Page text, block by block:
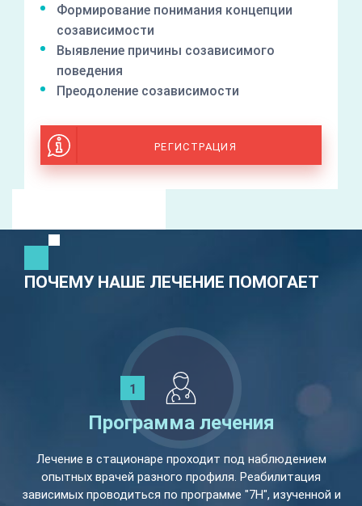
Формирование понимания концепции
созависимости
Выявление причины созависимого
поведения
Преодоление созависимости
РЕГИСТРАЦИЯ
ПОЧЕМУ НАШЕ ЛЕЧЕНИЕ ПОМОГАЕТ
Программа лечения
Лечение в стационаре проходит под наблюдением
опытных врачей разного профиля. Реабилитация
зависимых проводиться по программе "7Н", изученной и